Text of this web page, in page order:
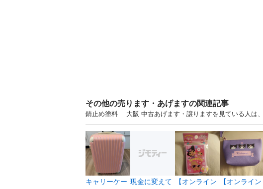
その他の売ります・あげますの関連記事
錆止め塗料 大阪 中古あげます・譲りますを見ている人は、
キャリーケー 現金に変えて
【オンライン
【オンライン